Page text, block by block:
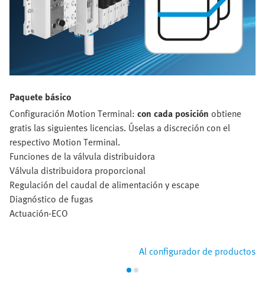
Paquete básico
Configuración Motion Terminal: con cada posición obtiene
gratis las siguientes licencias. Úselas a discreción con el
respectivo Motion Terminal.
Funciones de la válvula distribuidora
Válvula distribuidora proporcional
Regulación del caudal de alimentación y escape
Diagnóstico de fugas
Actuación-ECO
Al configurador de productos